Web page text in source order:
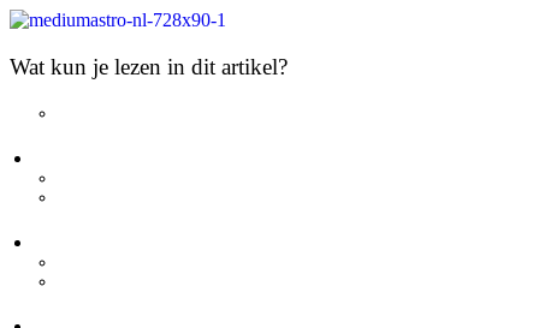
Wat kun je lezen in dit artikel?